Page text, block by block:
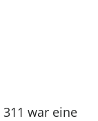
311 war eine